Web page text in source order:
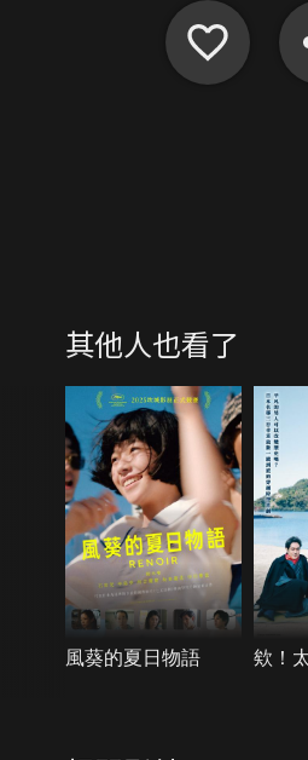
其他人也看了
風葵的夏日物語 欸！